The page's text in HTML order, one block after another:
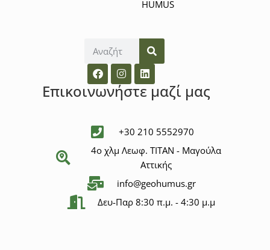
HUMUS
Επικοινωνήστε μαζί μας
+30 210 5552970
4ο χλμ Λεωφ. ΤΙΤΑΝ - Μαγούλα
Αττικής
info@geohumus.gr
Δευ-Παρ 8:30 π.μ. - 4:30 μ.μ